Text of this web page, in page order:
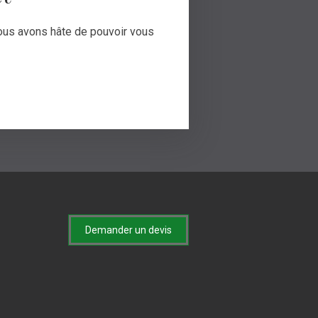
avons hâte de pouvoir vous
Demander un devis